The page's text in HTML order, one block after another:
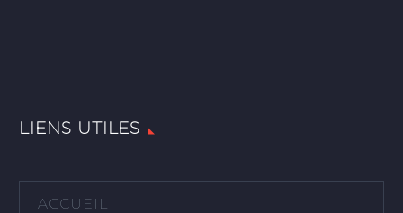
LIENS UTILES
ACCUEIL